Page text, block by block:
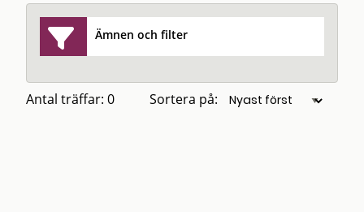
Ämnen och filter
Antal träffar: 0 Sortera på: